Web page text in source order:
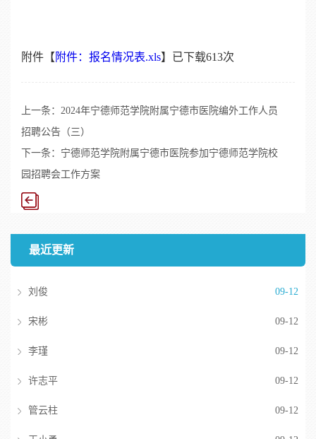
附件【 附件：报名情况表.xls】已下载613次
上一条： 2024年宁德师范学院附属宁德市医院编外工作人员
招聘公告（三）
下一条： 宁德师范学院附属宁德市医院参加宁德师范学院校
园招聘会工作方案
最近更新
刘俊 09-12
宋彬 09-12
李瑾 09-12
许志平 09-12
管云柱 09-12